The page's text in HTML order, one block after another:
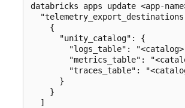
databricks apps update <app-
    {
      "unity_catalog": {
"logs_table":
"metrics_table":
"traces_table":
      }
    }
  ]